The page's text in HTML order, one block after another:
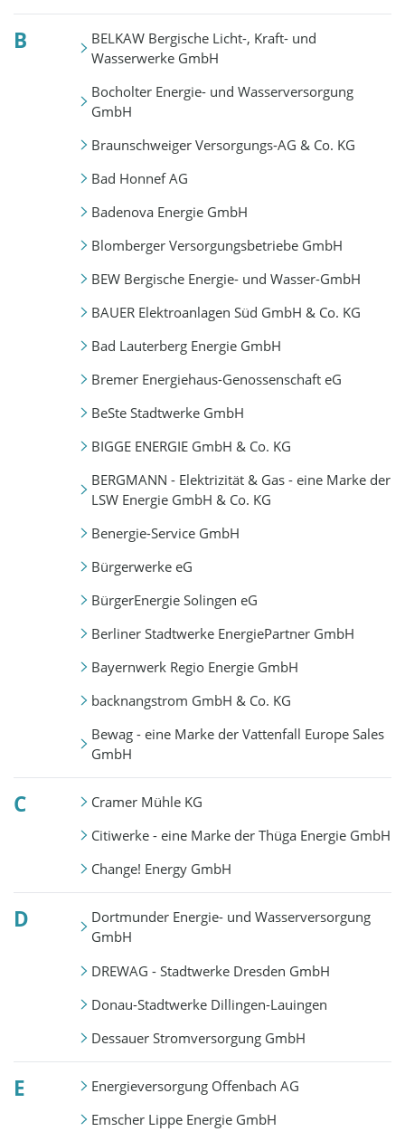
B
BELKAW Bergische Licht-, Kraft- und
Wasserwerke GmbH
Bocholter Energie- und Wasserversorgung
GmbH
Braunschweiger Versorgungs-AG & Co. KG
Bad Honnef AG
Badenova Energie GmbH
Blomberger Versorgungsbetriebe GmbH
BEW Bergische Energie- und Wasser-GmbH
BAUER Elektroanlagen Süd GmbH & Co. KG
Bad Lauterberg Energie GmbH
Bremer Energiehaus-Genossenschaft eG
BeSte Stadtwerke GmbH
BIGGE ENERGIE GmbH & Co. KG
BERGMANN - Elektrizität & Gas - eine Marke der
LSW Energie GmbH & Co. KG
Benergie-Service GmbH
Bürgerwerke eG
BürgerEnergie Solingen eG
Berliner Stadtwerke EnergiePartner GmbH
Bayernwerk Regio Energie GmbH
backnangstrom GmbH & Co. KG
Bewag - eine Marke der Vattenfall Europe Sales
GmbH
C
Cramer Mühle KG
Citiwerke - eine Marke der Thüga Energie GmbH
Change! Energy GmbH
D
Dortmunder Energie- und Wasserversorgung
GmbH
DREWAG - Stadtwerke Dresden GmbH
Donau-Stadtwerke Dillingen-Lauingen
Dessauer Stromversorgung GmbH
E
Energieversorgung Offenbach AG
Emscher Lippe Energie GmbH